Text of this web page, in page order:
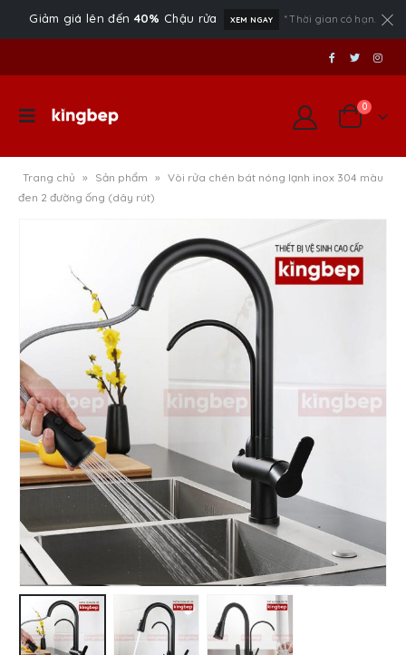
Giảm giá lên đến 40% Chậu rửa XEM NGAY * Thời gian có hạn.
0
Trang chủ » Sản phẩm » Vòi rửa chén bát nóng lạnh inox 304 màu
đen 2 đường ống (dây rút)